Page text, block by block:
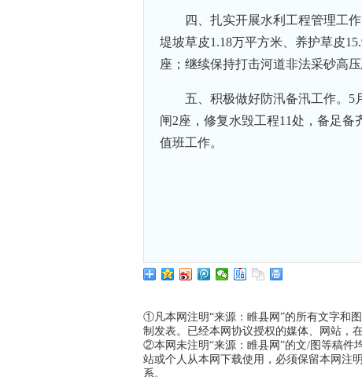
四、扎实开展水利工程管理工
堤坡草皮1.18万平方米、养护草皮
座；继续保持打击河道非法采砂高
五、积极做好防汛备汛工作。
闸2座，修复水毁工程11处，备足
值班工作。
①凡本网注明“来源：睢县网”的所有文字和
制发表。已经本网协议授权的媒体、网站，
②本网未注明“来源：睢县网”的文/图等稿件
站或个人从本网下载使用，必须保留本网注
系。